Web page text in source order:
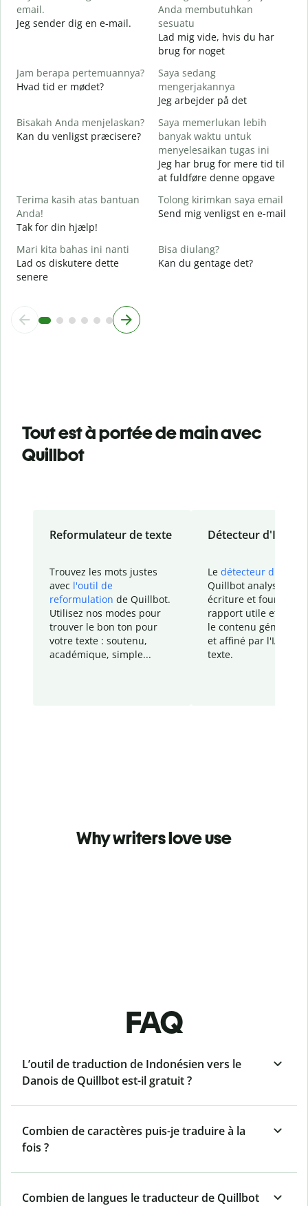
email.
Jeg sender dig en e-mail.
Anda membutuhkan
sesuatu
Lad mig vide, hvis du har
brug for noget
Jam berapa pertemuannya?
Hvad tid er mødet?
Saya sedang
mengerjakannya
Jeg arbejder på det
Bisakah Anda menjelaskan?
Kan du venligst præcisere?
Saya memerlukan lebih
banyak waktu untuk
menyelesaikan tugas ini
Jeg har brug for mere tid til
at fuldføre denne opgave
Terima kasih atas bantuan
Anda!
Tak for din hjælp!
Tolong kirimkan saya email
Send mig venligst en e-mail
Mari kita bahas ini nanti
Lad os diskutere dette
senere
Bisa diulang?
Kan du gentage det?
Tout est à portée de main avec
Quillbot
Reformulateur de texte
Trouvez les mots justes
avec l'outil de
reformulation de Quillbot.
Utilisez nos modes pour
trouver le bon ton pour
votre texte : soutenu,
académique, simple...
Détecteur d'IA
Le détecteur d'IA
Quillbot analyse votre
écriture et fournit un
rapport utile et
le contenu généré
et affiné par l'IA
texte.
Why writers love use
FAQ
L’outil de traduction de Indonésien vers le
Danois de Quillbot est-il gratuit ?
Combien de caractères puis-je traduire à la
fois ?
Combien de langues le traducteur de Quillbot